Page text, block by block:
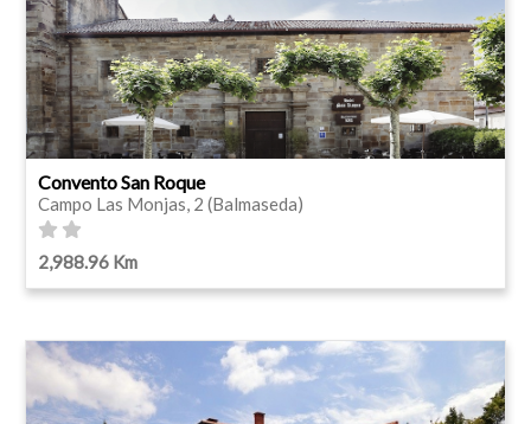
Convento San Roque
Campo Las Monjas, 2 (Balmaseda)
2,988.96 Km